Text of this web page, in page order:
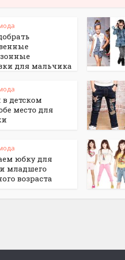
для мальчика
в детском
место для
юбку для
младшего
возраста